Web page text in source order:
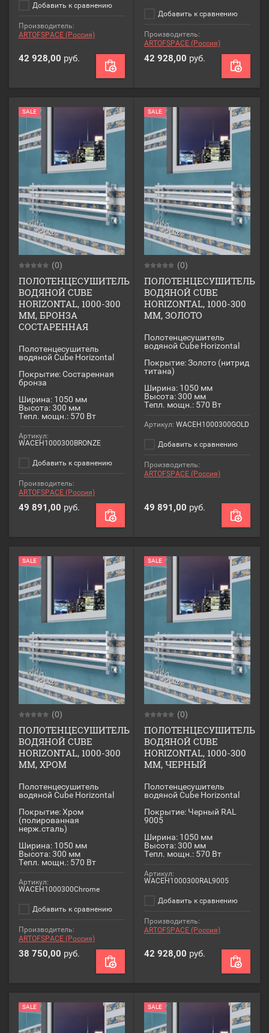
Добавить к сравнению
Производитель:
ARTOFSPACE (Россия)
42 928,00 руб.
Добавить к сравнению
Производитель:
ARTOFSPACE (Россия)
42 928,00 руб.
SALE
(0)
ПОЛОТЕНЦЕСУШИТЕЛЬ
ВОДЯНОЙ CUBE
HORIZONTAL, 1000-300
ММ, БРОНЗА
СОСТАРЕННАЯ
Полотенцесушитель
водяной Cube Horizontal
Покрытие: Состаренная
бронза
Ширина: 1050 мм
Высота: 300 мм
Тепл. мощн.: 570 Вт
Артикул:
WACEH1000300BRONZE
Добавить к сравнению
Производитель:
ARTOFSPACE (Россия)
49 891,00 руб.
SALE
(0)
ПОЛОТЕНЦЕСУШИТЕЛЬ
ВОДЯНОЙ CUBE
HORIZONTAL, 1000-300
ММ, ЗОЛОТО
Полотенцесушитель
водяной Cube Horizontal
Покрытие: Золото (нитрид
титана)
Ширина: 1050 мм
Высота: 300 мм
Тепл. мощн.: 570 Вт
Артикул: WACEH1000300GOLD
Добавить к сравнению
Производитель:
ARTOFSPACE (Россия)
49 891,00 руб.
SALE
(0)
ПОЛОТЕНЦЕСУШИТЕЛЬ
ВОДЯНОЙ CUBE
HORIZONTAL, 1000-300
ММ, ХРОМ
Полотенцесушитель
водяной Cube Horizontal
Покрытие: Хром
(полированная
нерж.сталь)
Ширина: 1050 мм
Высота: 300 мм
Тепл. мощн.: 570 Вт
Артикул:
WACEH1000300Chrome
Добавить к сравнению
Производитель:
ARTOFSPACE (Россия)
38 750,00 руб.
SALE
(0)
ПОЛОТЕНЦЕСУШИТЕЛЬ
ВОДЯНОЙ CUBE
HORIZONTAL, 1000-300
ММ, ЧЕРНЫЙ
Полотенцесушитель
водяной Cube Horizontal
Покрытие: Черный RAL
9005
Ширина: 1050 мм
Высота: 300 мм
Тепл. мощн.: 570 Вт
Артикул:
WACEH1000300RAL9005
Добавить к сравнению
Производитель:
ARTOFSPACE (Россия)
42 928,00 руб.
SALE SALE